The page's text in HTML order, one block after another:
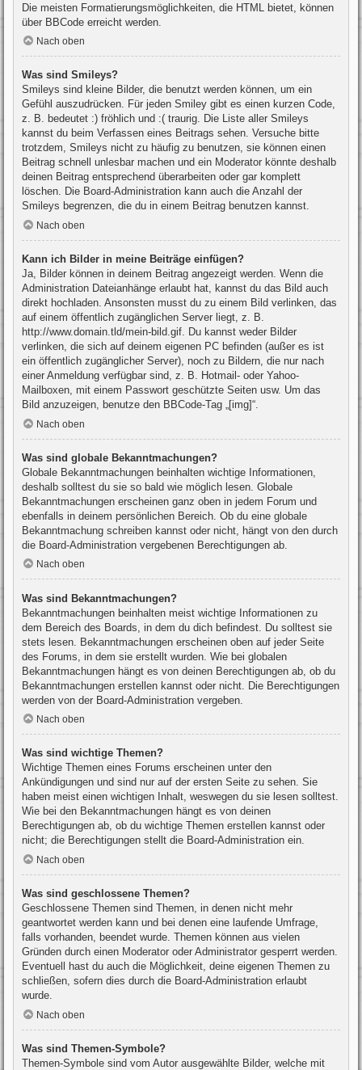
Die meisten Formatierungsmöglichkeiten, die HTML bietet, können
über BBCode erreicht werden.
Nach oben
Was sind Smileys?
Smileys sind kleine Bilder, die benutzt werden können, um ein
Gefühl auszudrücken. Für jeden Smiley gibt es einen kurzen Code,
z. B. bedeutet :) fröhlich und :( traurig. Die Liste aller Smileys
kannst du beim Verfassen eines Beitrags sehen. Versuche bitte
trotzdem, Smileys nicht zu häufig zu benutzen, sie können einen
Beitrag schnell unlesbar machen und ein Moderator könnte deshalb
deinen Beitrag entsprechend überarbeiten oder gar komplett
löschen. Die Board-Administration kann auch die Anzahl der
Smileys begrenzen, die du in einem Beitrag benutzen kannst.
Nach oben
Kann ich Bilder in meine Beiträge einfügen?
Ja, Bilder können in deinem Beitrag angezeigt werden. Wenn die
Administration Dateianhänge erlaubt hat, kannst du das Bild auch
direkt hochladen. Ansonsten musst du zu einem Bild verlinken, das
auf einem öffentlich zugänglichen Server liegt, z. B.
http://www.domain.tld/mein-bild.gif. Du kannst weder Bilder
verlinken, die sich auf deinem eigenen PC befinden (außer es ist
ein öffentlich zugänglicher Server), noch zu Bildern, die nur nach
einer Anmeldung verfügbar sind, z. B. Hotmail- oder Yahoo-
Mailboxen, mit einem Passwort geschützte Seiten usw. Um das
Bild anzuzeigen, benutze den BBCode-Tag „[img]“.
Nach oben
Was sind globale Bekanntmachungen?
Globale Bekanntmachungen beinhalten wichtige Informationen,
deshalb solltest du sie so bald wie möglich lesen. Globale
Bekanntmachungen erscheinen ganz oben in jedem Forum und
ebenfalls in deinem persönlichen Bereich. Ob du eine globale
Bekanntmachung schreiben kannst oder nicht, hängt von den durch
die Board-Administration vergebenen Berechtigungen ab.
Nach oben
Was sind Bekanntmachungen?
Bekanntmachungen beinhalten meist wichtige Informationen zu
dem Bereich des Boards, in dem du dich befindest. Du solltest sie
stets lesen. Bekanntmachungen erscheinen oben auf jeder Seite
des Forums, in dem sie erstellt wurden. Wie bei globalen
Bekanntmachungen hängt es von deinen Berechtigungen ab, ob du
Bekanntmachungen erstellen kannst oder nicht. Die Berechtigungen
werden von der Board-Administration vergeben.
Nach oben
Was sind wichtige Themen?
Wichtige Themen eines Forums erscheinen unter den
Ankündigungen und sind nur auf der ersten Seite zu sehen. Sie
haben meist einen wichtigen Inhalt, weswegen du sie lesen solltest.
Wie bei den Bekanntmachungen hängt es von deinen
Berechtigungen ab, ob du wichtige Themen erstellen kannst oder
nicht; die Berechtigungen stellt die Board-Administration ein.
Nach oben
Was sind geschlossene Themen?
Geschlossene Themen sind Themen, in denen nicht mehr
geantwortet werden kann und bei denen eine laufende Umfrage,
falls vorhanden, beendet wurde. Themen können aus vielen
Gründen durch einen Moderator oder Administrator gesperrt werden.
Eventuell hast du auch die Möglichkeit, deine eigenen Themen zu
schließen, sofern dies durch die Board-Administration erlaubt
wurde.
Nach oben
Was sind Themen-Symbole?
Themen-Symbole sind vom Autor ausgewählte Bilder, welche mit